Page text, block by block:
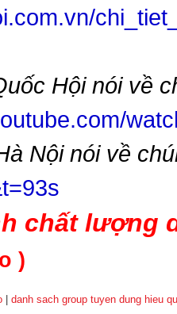
Hội nói về
Nội nói về
chất lượng
)
danh sach group tuyen dung hieu